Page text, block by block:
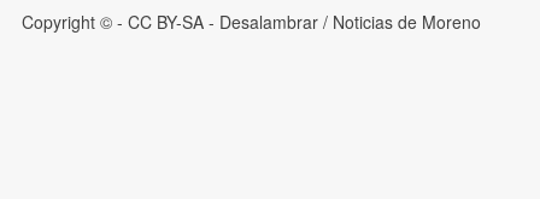
Copyright © - CC BY-SA - Desalambrar / Noticias de Moreno